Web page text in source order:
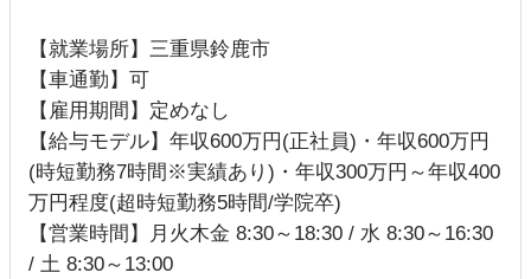
【就業場所】三重県鈴鹿市
【車通勤】可
【雇用期間】定めなし
【給与モデル】年収600万円(正社員)・年収600万円
(時短勤務7時間※実績あり)・年収300万円～年収400
万円程度(超時短勤務5時間/学院卒)
【営業時間】月火木金 8:30～18:30 / 水 8:30～16:30
/ 土 8:30～13:00